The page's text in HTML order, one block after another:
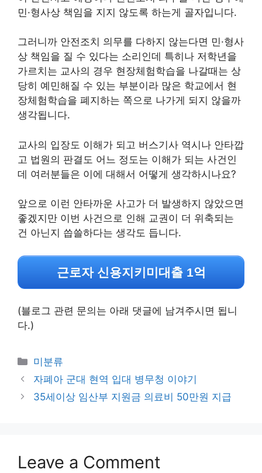
민·형사상 책임을 지지 않도록 하는게 골자입니다.
그러니까 안전조치 의무를 다하지 않는다면 민·형사
상 책임을 질 수 있다는 소리인데 특히나 저학년을
가르치는 교사의 경우 현장체험학습을 나갈때는 상
당히 예민해질 수 있는 부분이라 많은 학교에서 현
장체험학습을 폐지하는 쪽으로 나가게 되지 않을까
생각됩니다.
교사의 입장도 이해가 되고 버스기사 역시나 안타깝
고 법원의 판결도 어느 정도는 이해가 되는 사건인
데 여러분들은 이에 대해서 어떻게 생각하시나요?
앞으로 이런 안타까운 사고가 더 발생하지 않았으면
좋겠지만 이번 사건으로 인해 교권이 더 위축되는
건 아닌지 씁쓸하다는 생각도 듭니다.
근로자 신용지키미대출 1억
(블로그 관련 문의는 아래 댓글에 남겨주시면 됩니
다.)
Categories
미분류
자폐아 군대 현역 입대 병무청 이야기
35세이상 임산부 지원금 의료비 50만원 지급
Leave a Comment